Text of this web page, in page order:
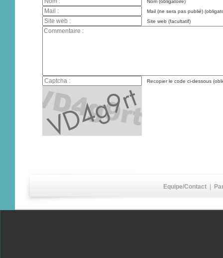
Nom (obligatoire)
Mail (ne sera pas publié)
Site web (facultatif)
Recopier le code ci-dessous
Equipe/Contact